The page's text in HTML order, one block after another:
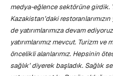
medya-eğlence sektörüne girdik.
Kazakistan’daki
de yatırımlarımıza devam
yatırımlarımız mevcut. Turizm
öncelikli alanlarımız. Hepsinin
sağlık’ diyerek başladık. Sağlık